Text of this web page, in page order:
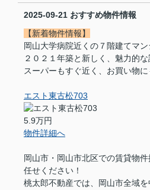
2025-09-21 おすすめ物件情報
【新着物件情報】
岡山大学病院近くの７階建てマン
２０２１年築と新しく、魅力的な
スーパーもすぐ近く、お買い物に
エスト東古松703
5.9万円
物件詳細へ
岡山市・岡山市北区での賃貸物
任せください！
桃太郎不動産では、岡山市全域